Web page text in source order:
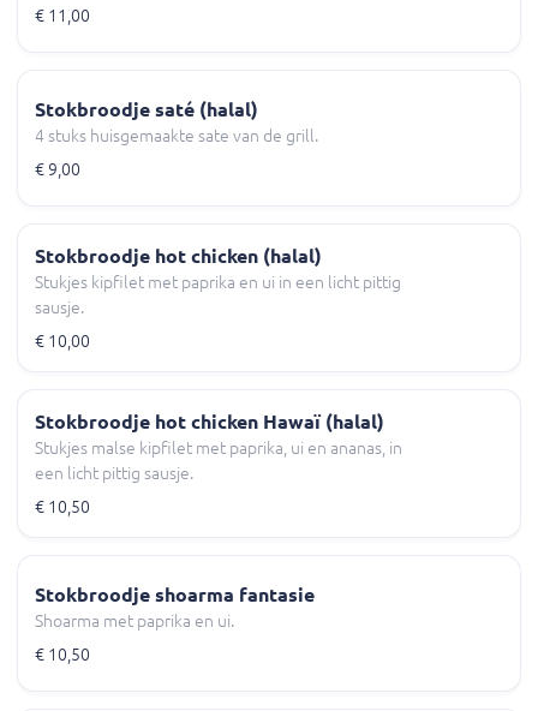
€ 11,00
Stokbroodje saté (halal)
4 stuks huisgemaakte sate van de grill.
€ 9,00
Stokbroodje hot chicken (halal)
Stukjes kipfilet met paprika en ui in een licht pittig
sausje.
€ 10,00
Stokbroodje hot chicken Hawaï (halal)
Stukjes malse kipfilet met paprika, ui en ananas, in
een licht pittig sausje.
€ 10,50
Stokbroodje shoarma fantasie
Shoarma met paprika en ui.
€ 10,50